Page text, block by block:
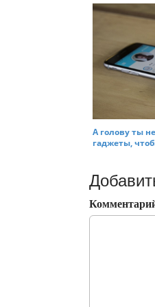
А голову ты
гаджеты,